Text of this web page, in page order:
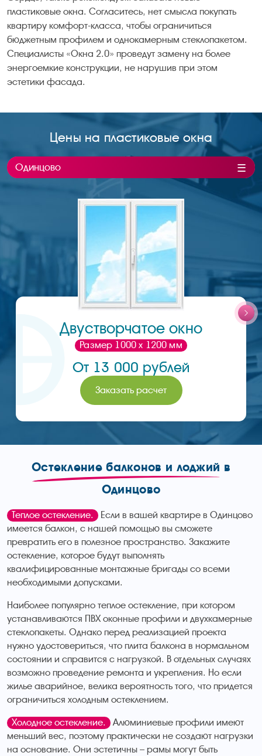
пластиковые окна. Согласитесь, нет смысла покупать
квартиру комфорт-класса, чтобы ограничиться
бюджетным профилем и однокамерным стеклопакетом.
Специалисты «Окна 2.0» проведут замену на более
энергоемкие конструкции, не нарушив при этом
эстетики фасада.
Цены на пластиковые окна
Одинцово
Двустворчатое окно
Размер 1000 х 1200 мм
От 13 000 рублей
Заказать расчет
Остекление балконов и лоджий в
Одинцово
Теплое остекление.
Если в вашей квартире в Одинцово
имеется балкон, с нашей помощью вы сможете
превратить его в полезное пространство. Закажите
остекление, которое будут выполнять
квалифицированные монтажные бригады со всеми
необходимыми допусками.
Наиболее популярно теплое остекление, при котором
устанавливаются ПВХ оконные профили и двухкамерные
стеклопакеты. Однако перед реализацией проекта
нужно удостовериться, что плита балкона в нормальном
состоянии и справится с нагрузкой. В отдельных случаях
возможно проведение ремонта и укрепления. Но если
жилье аварийное, велика вероятность того, что придется
ограничиться холодным остеклением.
Холодное остекление.
Алюминиевые профили имеют
меньший вес, поэтому практически не создают нагрузки
на основание. Они эстетичны – рамы могут быть